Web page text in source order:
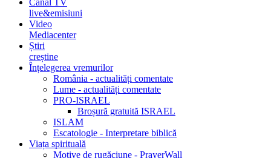
Canal TV
live&emisiuni
Video
Mediacenter
Știri
creștine
Înțelegerea vremurilor
România - actualități comentate
Lume - actualități comentate
PRO-ISRAEL
Broșură gratuită ISRAEL
ISLAM
Escatologie - Interpretare biblică
Viața spirituală
Motive de rugăciune - PrayerWall